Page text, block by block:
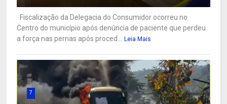
Fiscalização da Delegacia do Consumidor ocorreu no
Centro do município após denúncia de paciente que perdeu
a força nas pernas após proced... Leia Mais
7